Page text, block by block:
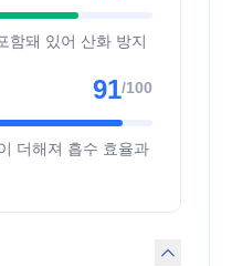
함돼 있어 산화 방지
91/100
더해져 흡수 효율과